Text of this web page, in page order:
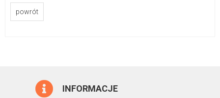
powrót
INFORMACJE